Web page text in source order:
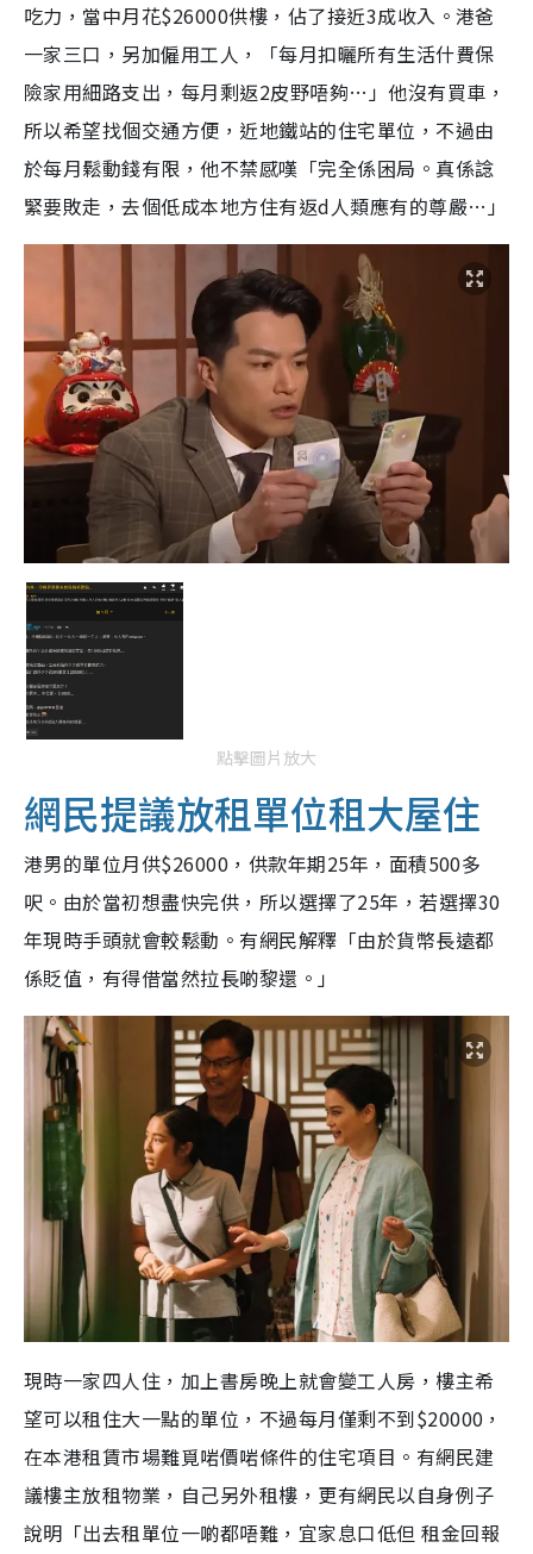
吃力，當中月花$26000供樓，佔了接近3成收入。港爸
一家三口，另加僱用工人，「每月扣曬所有生活什費保
險家用細路支出，每月剩返2皮野唔夠…」他沒有買車，
所以希望找個交通方便，近地鐵站的住宅單位，不過由
於每月鬆動錢有限，他不禁感嘆「完全係困局。真係諗
緊要敗走，去個低成本地方住有返d人類應有的尊嚴…」
點擊圖片放大
網民提議放租單位租大屋住
港男的單位月供$26000，供款年期25年，面積500多
呎。由於當初想盡快完供，所以選擇了25年，若選擇30
年現時手頭就會較鬆動。有網民解釋「由於貨幣長遠都
係貶值，有得借當然拉長啲黎還。」
現時一家四人住，加上書房晚上就會變工人房，樓主希
望可以租住大一點的單位，不過每月僅剩不到$20000，
在本港租賃市場難覓啱價啱條件的住宅項目。有網民建
議樓主放租物業，自己另外租樓，更有網民以自身例子
說明「出去租單位一啲都唔難，宜家息口低但 租金回報